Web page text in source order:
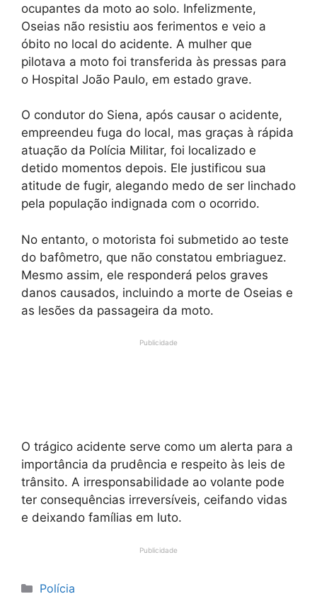
ocupantes da moto ao solo. Infelizmente,
Oseias não resistiu aos ferimentos e veio a
óbito no local do acidente. A mulher que
pilotava a moto foi transferida às pressas para
o Hospital João Paulo, em estado grave.
O condutor do Siena, após causar o acidente,
empreendeu fuga do local, mas graças à rápida
atuação da Polícia Militar, foi localizado e
detido momentos depois. Ele justificou sua
atitude de fugir, alegando medo de ser linchado
pela população indignada com o ocorrido.
No entanto, o motorista foi submetido ao teste
do bafômetro, que não constatou embriaguez.
Mesmo assim, ele responderá pelos graves
danos causados, incluindo a morte de Oseias e
as lesões da passageira da moto.
Publicidade
O trágico acidente serve como um alerta para a
importância da prudência e respeito às leis de
trânsito. A irresponsabilidade ao volante pode
ter consequências irreversíveis, ceifando vidas
e deixando famílias em luto.
Publicidade
Categorias
Polícia